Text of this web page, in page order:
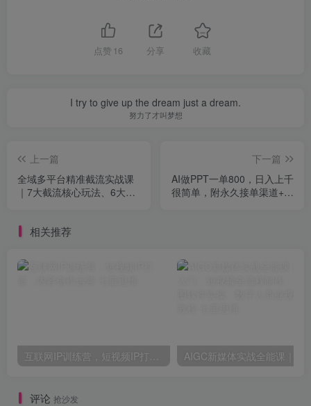
点赞 16 分享 收藏
I try to give up the dream just a dream.
努力了才叫梦想
上一篇
全域多平台精准截流实战课
｜7大截流核心玩法、6大平
环教程
下一篇
AI做PPT一单800，日入上千
很简单，附永久接单渠道+工
相关推荐
评论 抢沙发